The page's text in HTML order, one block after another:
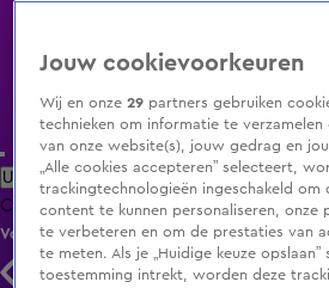
Uitzending Gemist Populaire programma's
ClipsFilmsRadioSmart TV inlogShop
Volg KIJK
Jouw cookievoorkeuren
Wij en onze29 partners gebruiken
technieken om informatie te
van onze website(s), jouw gedrag en
„Alle cookies accepteren” selecteert,
trackingtechnologieën ingeschakeld om
content te kunnen personaliseren, onze
te verbeteren en om de prestaties van
te meten. Als je „Huidige keuze
toestemming intrekt, worden deze